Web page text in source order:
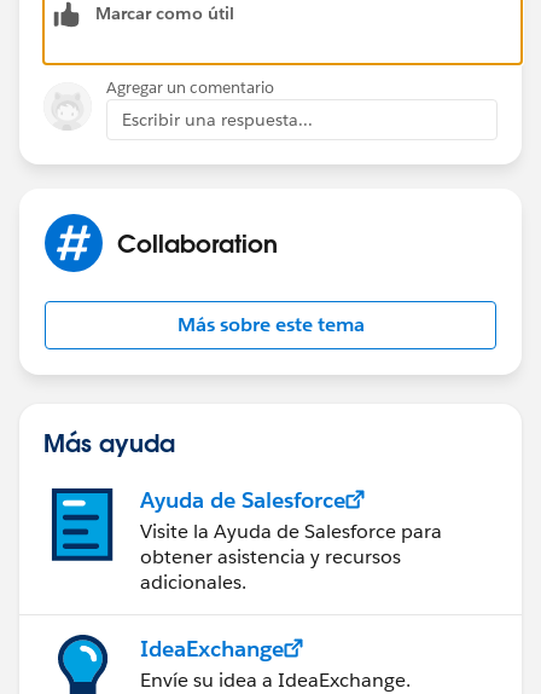
Marcar como útil
Agregar un comentario
Escribir una respuesta...
Collaboration
Más sobre este tema
Más ayuda
Ayuda de Salesforce
Visite la Ayuda de Salesforce para
obtener asistencia y recursos
adicionales.
IdeaExchange
Envíe su idea a IdeaExchange.